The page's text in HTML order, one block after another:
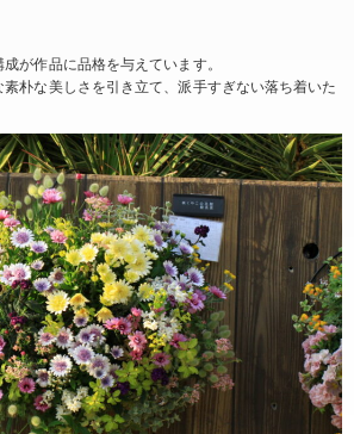
が作品に品格を与えています。
朴な美しさを引き立て、派手すぎない落ち着いた